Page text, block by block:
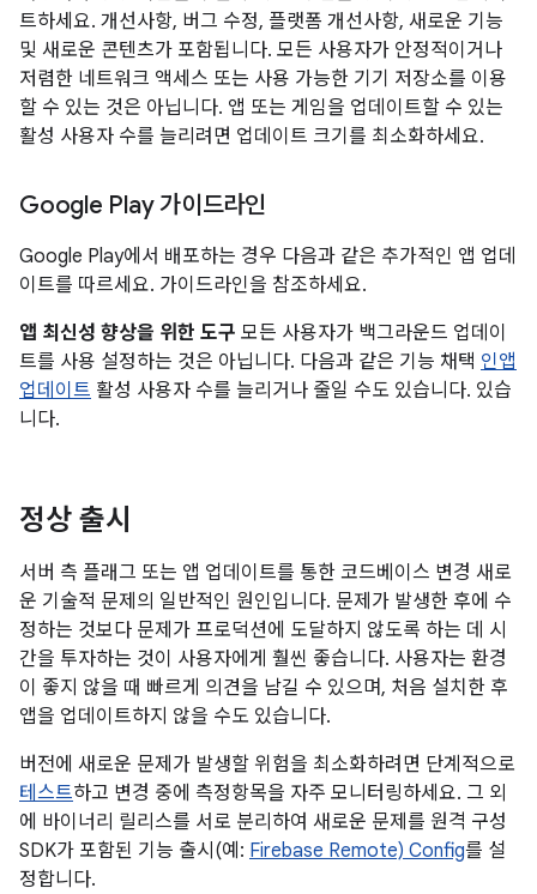
트하세요. 개선사항, 버그 수정, 플랫폼 개선사항, 새로운 기능
및 새로운 콘텐츠가 포함됩니다. 모든 사용자가 안정적이거나
저렴한 네트워크 액세스 또는 사용 가능한 기기 저장소를 이용
할 수 있는 것은 아닙니다. 앱 또는 게임을 업데이트할 수 있는
활성 사용자 수를 늘리려면 업데이트 크기를 최소화하세요.
Google Play 가이드라인
Google Play에서 배포하는 경우 다음과 같은 추가적인 앱 업데
이트를 따르세요. 가이드라인을 참조하세요.
앱 최신성 향상을 위한 도구 모든 사용자가 백그라운드 업데이
트를 사용 설정하는 것은 아닙니다. 다음과 같은 기능 채택 인앱
업데이트 활성 사용자 수를 늘리거나 줄일 수도 있습니다. 있습
니다.
정상 출시
서버 측 플래그 또는 앱 업데이트를 통한 코드베이스 변경 새로
운 기술적 문제의 일반적인 원인입니다. 문제가 발생한 후에 수
정하는 것보다 문제가 프로덕션에 도달하지 않도록 하는 데 시
간을 투자하는 것이 사용자에게 훨씬 좋습니다. 사용자는 환경
이 좋지 않을 때 빠르게 의견을 남길 수 있으며, 처음 설치한 후
앱을 업데이트하지 않을 수도 있습니다.
버전에 새로운 문제가 발생할 위험을 최소화하려면 단계적으로
테스트하고 변경 중에 측정항목을 자주 모니터링하세요. 그 외
에 바이너리 릴리스를 서로 분리하여 새로운 문제를 원격 구성
SDK가 포함된 기능 출시(예: Firebase Remote) Config를 설
정합니다.